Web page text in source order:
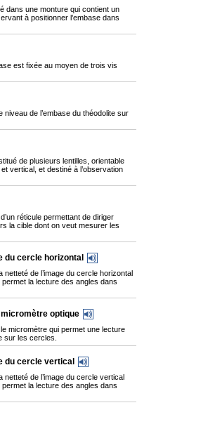
dans une monture qui contient un
à positionner l’embase dans
est fixée au moyen de trois vis
niveau de l’embase du théodolite sur
de plusieurs lentilles, orientable
vertical, et destiné à l’observation
réticule permettant de diriger
la cible dont on veut mesurer les
du cercle horizontal
netteté de l’image du cercle horizontal
permet la lecture des angles dans
optique
micromètre qui permet une lecture
sur les cercles.
du cercle vertical
netteté de l’image du cercle vertical
permet la lecture des angles dans